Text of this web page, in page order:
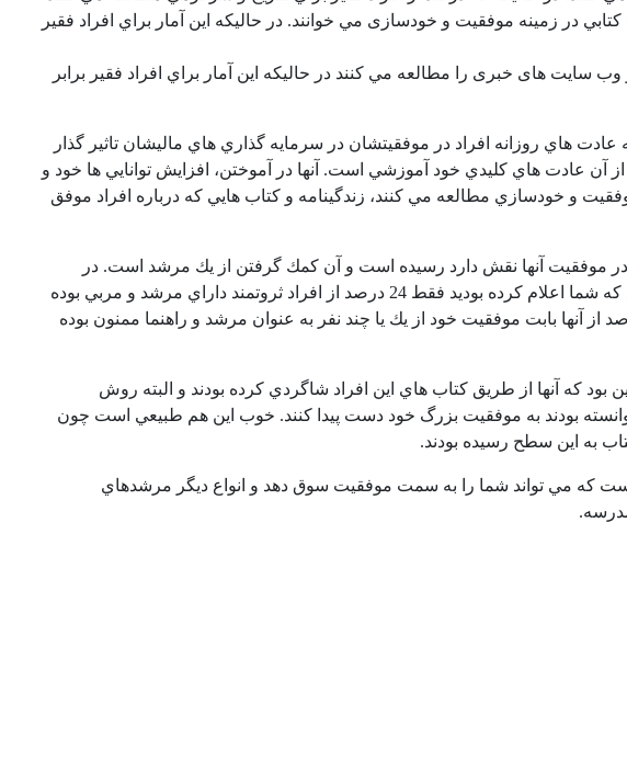
كتابي در زمينه موفقيت و خودسازی مي خوانند. در حاليكه اين آمار براي افراد فقير
وب سایت های خبری را مطالعه مي كنند در حاليكه اين آمار براي افراد فقير برابر
هاي روزانه افراد در موفقيتشان در سرمايه گذاري هاي ماليشان تاثير گذار
از آن عادت هاي كليدي خود آموزشي است. آنها در آموختن، افزايش توانايي ها خود و
و خودسازي مطالعه مي كنند، زندگينامه و كتاب هايي كه درباره افراد موفق
موفقيت آنها نقش دارد رسيده است و آن كمك گرفتن از يك مرشد است. در
مصاحبه اي كه با او داشتم پرسيدم چگونه است كه طبق آماري كه شما اعلام كرده بوديد فقط 24 درصد از افراد ثروتمند داراي مرشد و مربي بوده
تحقيقاتش را جستجو كرد و قسمتي را نشان داد كه 93 درصد از آنها بابت موفقيت خود از يك یا چند نفر به عنوان مرشد و راهنما ممنون بوده
بود كه آنها از طريق كتاب هاي اين افراد شاگردي كرده بودند و البته روش
بودند به موفقيت بزرگ خود دست پيدا كنند. خوب اين هم طبيعي است چون
به اين سطح رسيده بودند.
است كه مي تواند شما را به سمت موفقيت سوق دهد و انواع ديگر مرشدهاي